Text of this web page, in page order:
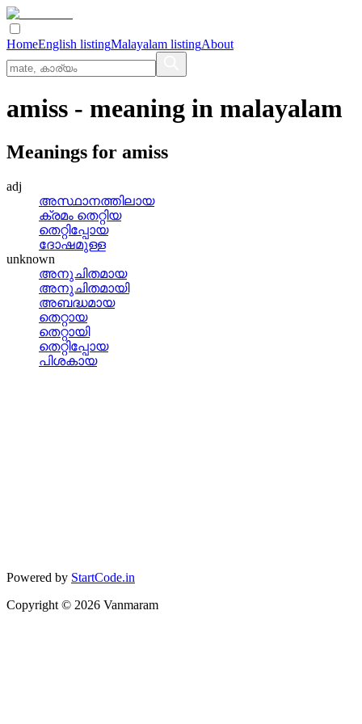
HomeEnglish listingMalayalam listingAbout
amiss - meaning in malayalam
Meanings for amiss
adj
അസ്ഥാനത്തിലായ
ക്രമം തെറ്റിയ
തെറ്റിപ്പോയ
ദോഷമുള്ള
unknown
അനുചിതമായ
അനുചിതമായി
അബദ്ധമായ
തെറ്റായ
തെറ്റായി
തെറ്റിപ്പോയ
പിശകായ
Powered by StartCode.in
Copyright © 2026 Vanmaram